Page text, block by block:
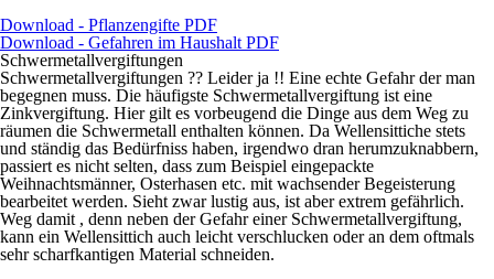
Download - Pflanzengifte PDF
Download - Gefahren im Haushalt PDF
Schwermetallvergiftungen
Schwermetallvergiftungen ?? Leider ja !! Eine echte Gefahr der man
begegnen muss. Die häufigste Schwermetallvergiftung ist eine
Zinkvergiftung. Hier gilt es vorbeugend die Dinge aus dem Weg zu
räumen die Schwermetall enthalten können. Da Wellensittiche stets
und ständig das Bedürfniss haben, irgendwo dran herumzuknabbern,
passiert es nicht selten, dass zum Beispiel eingepackte
Weihnachtsmänner, Osterhasen etc. mit wachsender Begeisterung
bearbeitet werden. Sieht zwar lustig aus, ist aber extrem gefährlich.
Weg damit , denn neben der Gefahr einer Schwermetallvergiftung,
kann ein Wellensittich auch leicht verschlucken oder an dem oftmals
sehr scharfkantigen Material schneiden.